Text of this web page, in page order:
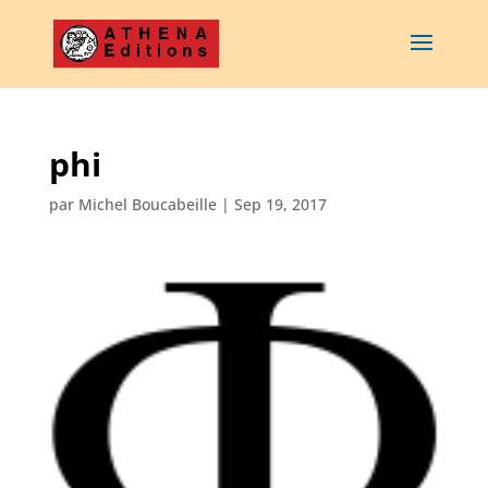
phi
par Michel Boucabeille| Sep 19, 2017